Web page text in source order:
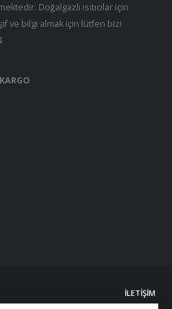
Doğalgazlı ısıtıcılar için
ve bilgi almak için lütfen bizi
İLETIŞIM